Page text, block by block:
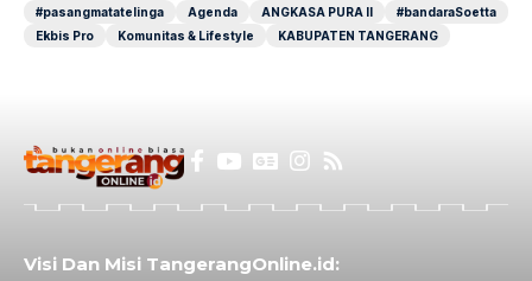
#pasangmatatelinga
Agenda ANGKASA PURA II
#bandaraSoetta
Ekbis Pro
Komunitas & Lifestyle KABUPATEN TANGERANG
Visi Dan Misi TangerangOnline.id: